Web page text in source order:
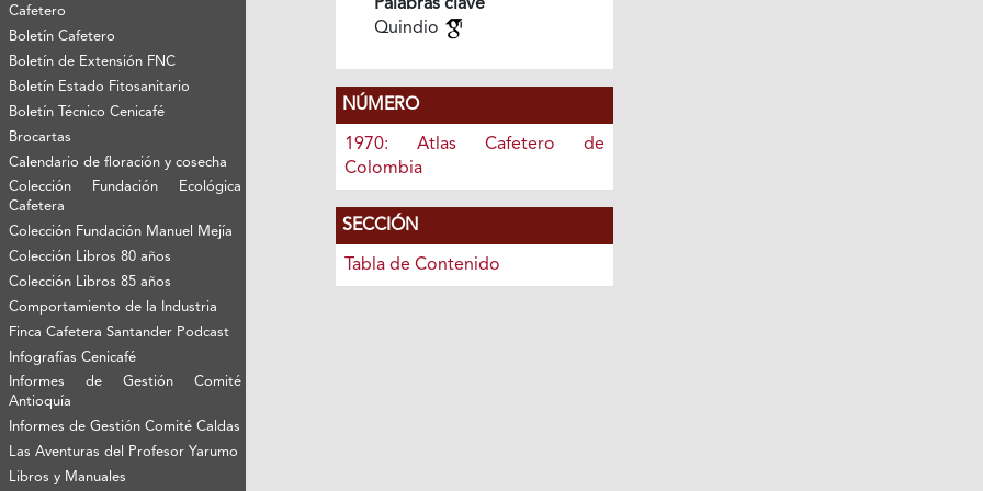
Cafetero
Boletín Cafetero
Boletín de Extensión FNC
Boletín Estado Fitosanitario
Boletín Técnico Cenicafé
Brocartas
Calendario de floración y cosecha
Colección Fundación Ecológica
Cafetera
Colección Fundación Manuel Mejía
Colección Libros 80 años
Colección Libros 85 años
Comportamiento de la Industria
Finca Cafetera Santander Podcast
Infografías Cenicafé
Informes de Gestión Comité
Antioquía
Informes de Gestión Comité Caldas
Las Aventuras del Profesor Yarumo
Libros y Manuales
Palabras clave
Quindio
NÚMERO
1970: Atlas Cafetero de
Colombia
SECCIÓN
Tabla de Contenido